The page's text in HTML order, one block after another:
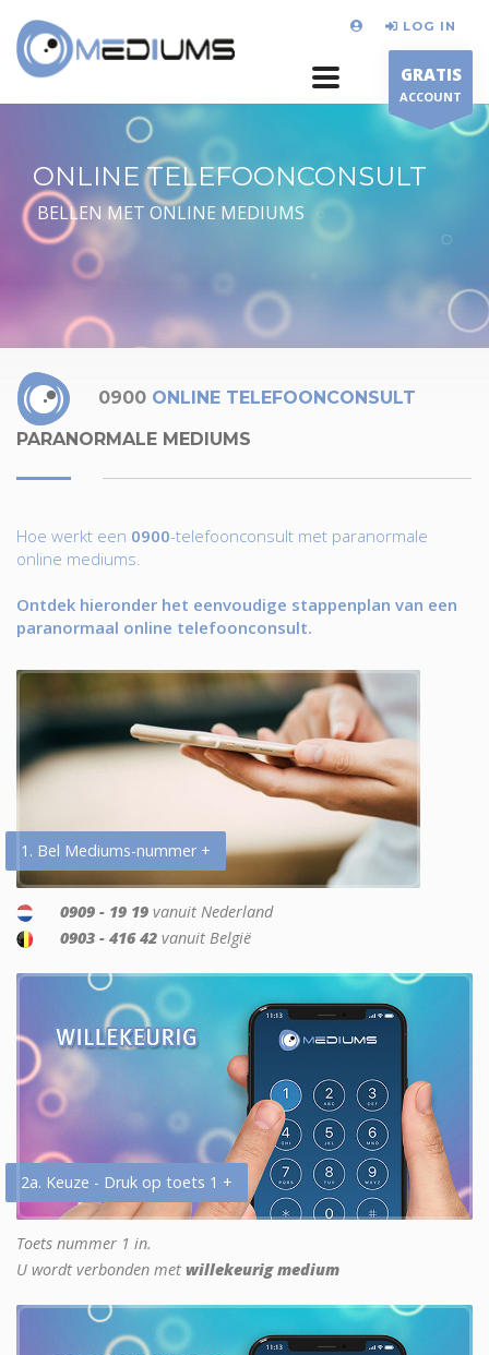
LOG IN
GRATIS
ACCOUNT
ONLINE TELEFOONCONSULT
BELLEN MET ONLINE MEDIUMS
0900 ONLINE TELEFOONCONSULT
PARANORMALE MEDIUMS
Hoe werkt een 0900-telefoonconsult met paranormale
online mediums.
Ontdek hieronder het eenvoudige stappenplan van een
paranormaal online telefoonconsult.
1. Bel Mediums-nummer +
0909 - 19 19 vanuit Nederland
0903 - 416 42 vanuit België
2a. Keuze - Druk op toets 1 +
Toets nummer 1 in.
U wordt verbonden met willekeurig medium